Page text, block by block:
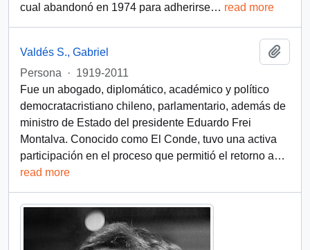
cual abandonó en 1974 para adherirse… read more
Valdés S., Gabriel
Persona
· 1919-2011
Fue un abogado, diplomático, académico y político
democratacristiano chileno, parlamentario, además de
ministro de Estado del presidente Eduardo Frei
Montalva. Conocido como El Conde, tuvo una activa
participación en el proceso que permitió el retorno a…
read more